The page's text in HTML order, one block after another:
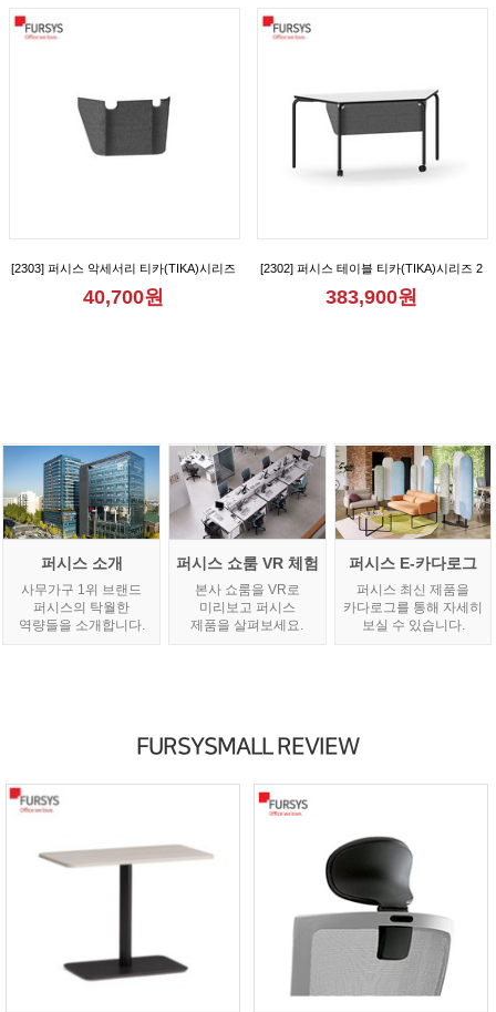
[2303] 퍼시스 악세서리 티카(TIKA)시리즈
1인용 가림판 [CGR1007M]
40,700원
[2302] 퍼시스 테이블 티카(TIKA)시리즈 2
인용 다목적 사다리꼴 테이블(가림판형)
[CGR015B]
383,900원
퍼시스 소개
사무가구 1위 브랜드
퍼시스의 탁월한
역량들을 소개합니다.
퍼시스 쇼룸 VR 체험
본사 쇼룸을 VR로
미리보고 퍼시스
제품을 살펴보세요.
퍼시스 E-카다로그
퍼시스 최신 제품을
카다로그를 통해 자세히
보실 수 있습니다.
FURSYSMALL REVIEW